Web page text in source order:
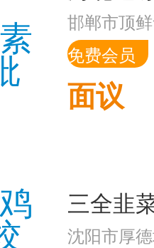
邯郸市顶
免费会员
面议
沈阳市厚